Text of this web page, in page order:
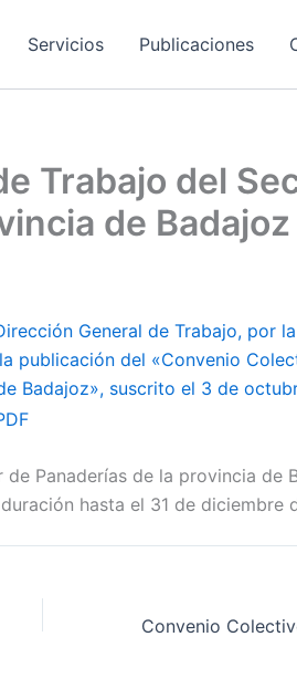
Servicios Publicaciones
Trabajo del
de Badajoz
General de Trabajo, por
publicación del «Convenio
Badajoz», suscrito el 3 de
Panaderías de la provincia de
hasta el 31 de diciembre